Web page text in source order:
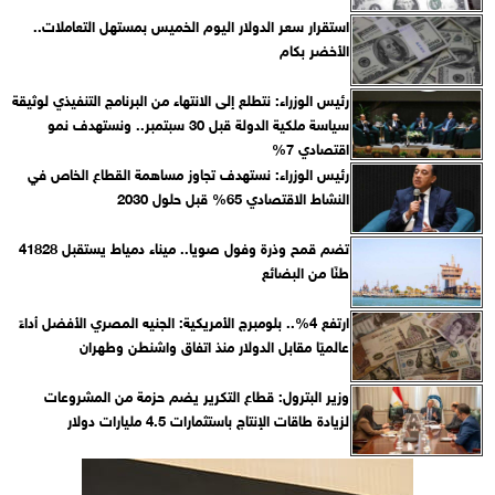
استقرار سعر الدولار اليوم الخميس بمستهل التعاملات..
الأخضر بكام
رئيس الوزراء: نتطلع إلى الانتهاء من البرنامج التنفيذي لوثيقة
سياسة ملكية الدولة قبل 30 سبتمبر.. ونستهدف نمو
اقتصادي 7%
رئيس الوزراء: نستهدف تجاوز مساهمة القطاع الخاص في
النشاط الاقتصادي 65% قبل حلول 2030
تضم قمح وذرة وفول صويا.. ميناء دمياط يستقبل 41828
طنًا من البضائع
ارتفع 4%.. بلومبرج الأمريكية: الجنيه المصري الأفضل أداءً
عالميًا مقابل الدولار منذ اتفاق واشنطن وطهران
وزير البترول: قطاع التكرير يضم حزمة من المشروعات
لزيادة طاقات الإنتاج باستثمارات 4.5 مليارات دولار